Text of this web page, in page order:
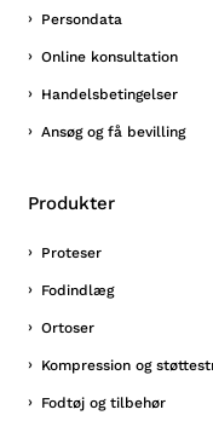
Persondata
Online konsultation
Handelsbetingelser
Ansøg og få bevilling
Produkter
Proteser
Fodindlæg
Ortoser
Kompression og
Fodtøj og tilbehør